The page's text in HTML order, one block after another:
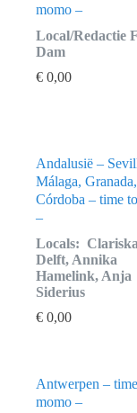
momo –
Local/Redactie
Dam
€ 0,00
Andalusië –
Málaga, Granada,
Córdoba – time
–
Locals:
Delft, Annika
Hamelink, Anja
Siderius
€ 0,00
Antwerpen –
momo –